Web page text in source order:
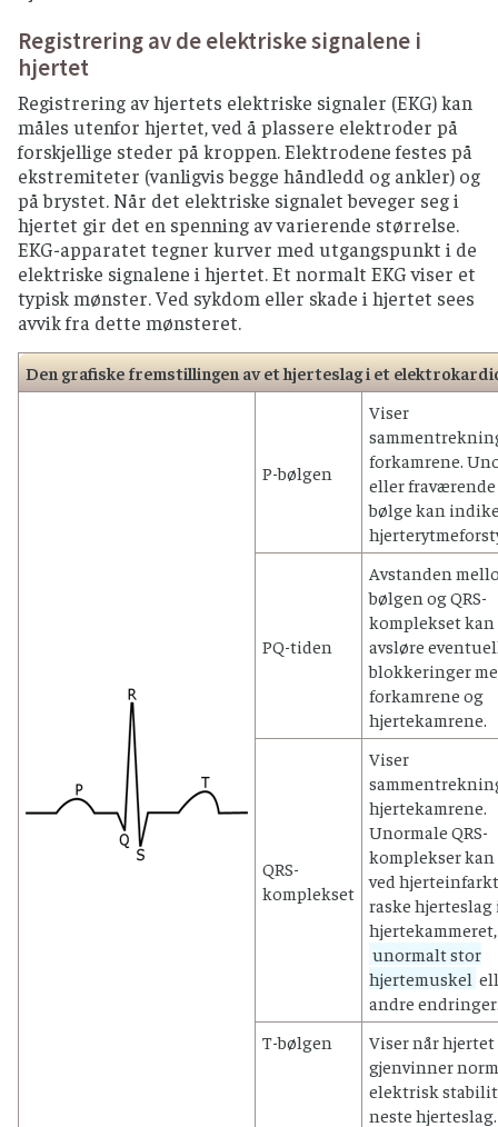
Registrering av de elektriske signalene i
hjertet
Registrering av hjertets elektriske signaler (EKG) kan
måles utenfor hjertet, ved å plassere elektroder på
forskjellige steder på kroppen. Elektrodene festes på
ekstremiteter (vanligvis begge håndledd og ankler) og
på brystet. Når det elektriske signalet beveger seg i
hjertet gir det en spenning av varierende størrelse.
EKG-apparatet tegner kurver med utgangspunkt i de
elektriske signalene i hjertet. Et normalt EKG viser et
typisk mønster. Ved sykdom eller skade i hjertet sees
avvik fra dette mønsteret.
Den grafiske fremstillingen av et hjerteslag i et
P-bølgen
Viser
forkamrene.
eller fraværende
bølge kan
PQ-tiden
Avstanden
bølgen og QRS-
komplekset kan
avsløre
blokkeringer
forkamrene og
hjertekamrene.
QRS-
komplekset
Viser
hjertekamrene.
Unormale QRS-
komplekser kan
ved
raske hjerteslag
hjertekammeret,
unormalt stor
hjertemuskel
andre
T-bølgen
Viser når hjertet
gjenvinner
elektrisk
neste hjerteslag.